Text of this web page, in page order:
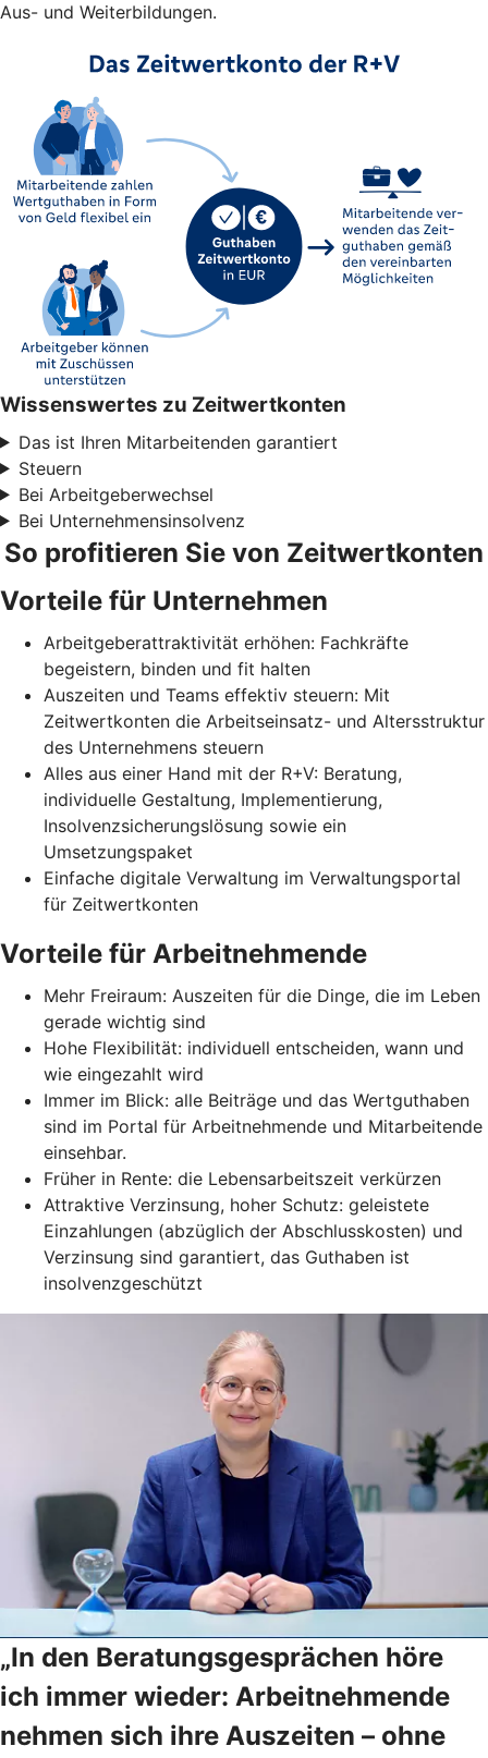
Aus- und Weiterbildungen.
Wissenswertes zu Zeitwertkonten
Das ist Ihren Mitarbeitenden garantiert
Steuern
Bei Arbeitgeberwechsel
Bei Unternehmensinsolvenz
So profitieren Sie von Zeitwertkonten
Vorteile für Unternehmen
Arbeitgeberattraktivität erhöhen: Fachkräfte
begeistern, binden und fit halten
Auszeiten und Teams effektiv steuern: Mit
Zeitwertkonten die Arbeitseinsatz- und Altersstruktur
des Unternehmens steuern
Alles aus einer Hand mit der R+V: Beratung,
individuelle Gestaltung, Implementierung,
Insolvenzsicherungslösung sowie ein
Umsetzungspaket
Einfache digitale Verwaltung im Verwaltungsportal
für Zeitwertkonten
Vorteile für Arbeitnehmende
Mehr Freiraum: Auszeiten für die Dinge, die im Leben
gerade wichtig sind
Hohe Flexibilität: individuell entscheiden, wann und
wie eingezahlt wird
Immer im Blick: alle Beiträge und das Wertguthaben
sind im Portal für Arbeitnehmende und Mitarbeitende
einsehbar.
Früher in Rente: die Lebensarbeitszeit verkürzen
Attraktive Verzinsung, hoher Schutz: geleistete
Einzahlungen (abzüglich der Abschlusskosten) und
Verzinsung sind garantiert, das Guthaben ist
insolvenzgeschützt
„In den Beratungsgesprächen höre
ich immer wieder: Arbeitnehmende
nehmen sich ihre Auszeiten – ohne